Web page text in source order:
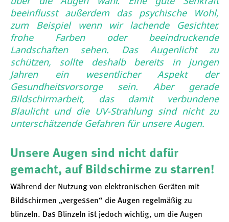
beeinflusst außerdem das psychische Wohl,
zum Beispiel wenn wir lachende Gesichter,
frohe Farben oder beeindruckende
Landschaften sehen. Das Augenlicht zu
schützen, sollte deshalb bereits in jungen
Jahren ein wesentlicher Aspekt der
Gesundheitsvorsorge sein. Aber gerade
Bildschirmarbeit, das damit verbundene
Blaulicht und die UV-Strahlung sind nicht zu
unterschätzende Gefahren für unsere Augen.
Unsere Augen sind nicht dafür
gemacht, auf Bildschirme zu starren!
Während der Nutzung von elektronischen Geräten mit
Bildschirmen „vergessen“ die Augen regelmäßig zu
blinzeln. Das Blinzeln ist jedoch wichtig, um die Augen